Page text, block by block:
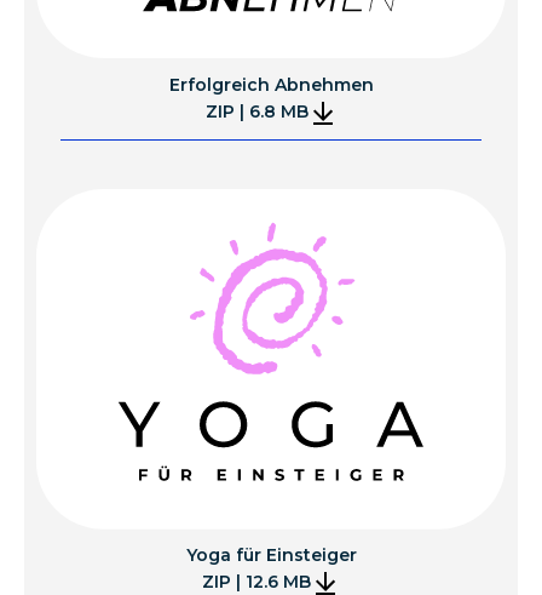
Erfolgreich Abnehmen
ZIP | 6.8 MB
Yoga für Einsteiger
ZIP | 12.6 MB